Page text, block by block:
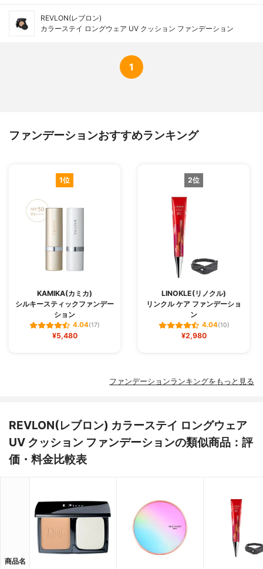
REVLON(レブロン)
カラーステイ ロングウェア UV クッション ファンデーション
1
ファンデーションおすすめランキング
1位
KAMIKA(カミカ)
シルキースティックファンデー
ション
4.04(17)
¥5,480
2位
LINOKLE(リノクル)
リンクル ケア ファンデーショ
ン
4.04(10)
¥2,980
ファンデーションランキングをもっと見る
REVLON(レブロン) カラーステイ ロングウェア
UV クッション ファンデーションの類似商品：評
価・料金比較表
商品名